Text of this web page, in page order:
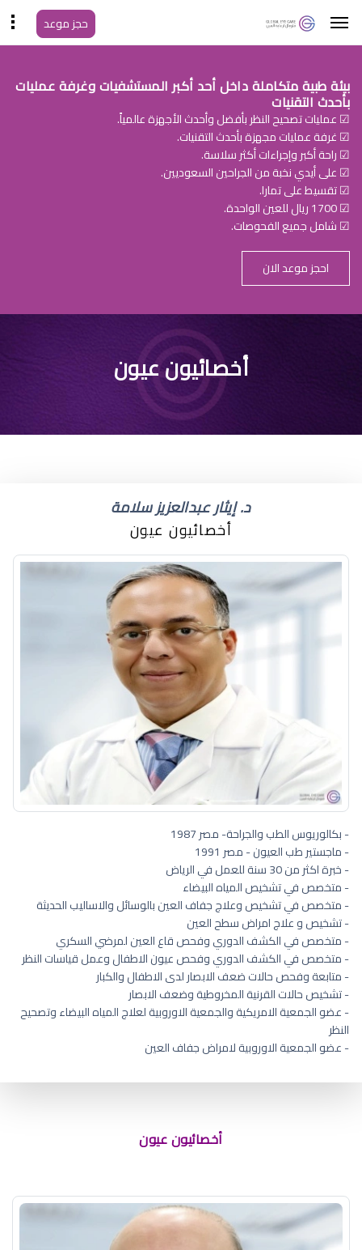
حجز موعد
بيئة طبية متكاملة داخل أحد أكبر المستشفيات وغرفة عمليات
بأحدث التقنيات
☑ عمليات تصحيح النظر بأفضل وأحدث الأجهزة عالمياً.
☑ غرفة عمليات مجهزة بأحدث التقنيات.
☑ راحة أكبر وإجراءات أكثر سلاسة.
☑ على أيدي نخبة من الجراحين السعوديين.
☑ تقسيط على تمارا.
☑ 1700 ريال للعين الواحدة.
☑ شامل جميع الفحوصات.
احجز موعد الان
افضل دكتور عيون اطفال
العزيزية الرياض
أخصائيون عيون
د. إيثار عبدالعزيز سلامة
أخصائيون عيون
- بكالوريوس الطب والجراحة- مصر 1987
- ماجستير طب العيون - مصر 1991
- خبرة اكثر من 30 سنة للعمل في الرياض
- متخصص في تشخيص المياه البيضاء
- متخصص في تشخيص وعلاج جفاف العين بالوسائل والاساليب الحديثة
- تشخيص و علاج امراض سطح العين
- متخصص في الكشف الدوري وفحص قاع العين لمرضي السكري
- متخصص في الكشف الدوري وفحص عيون الاطفال وعمل قياسات النظر
- متابعة وفحص حالات ضعف الابصار لدى الاطفال والكبار
- تشخيص حالات القرنية المخروطية وضعف الابصار
- عضو الجمعية الامريكية والجمعية الاوروبية لعلاج المياه البيضاء وتصحيح
النظر
- عضو الجمعية الاوروبية لامراض جفاف العين
أخصائيون عيون